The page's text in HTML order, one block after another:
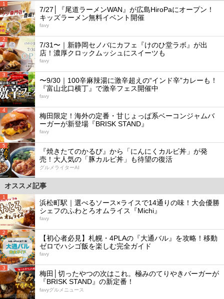
1
7/27│『尾道ラーメンWAN』が広島HiroPaにオープン！
キッズラーメン無料イベント開催
favy
2
7/31〜｜新静岡セノバにカフェ『けのひ堂ラボ』が出
店！濃厚クロックムッシュにスイーツも
favy
3
〜9/30｜100辛麻辣湯に激辛超えの“インド辛”カレーも！
『富山北口横丁』で激辛フェス開催中
favy
4
梅田限定！海外の定番・甘じょっぱ系ベーコンジャムバ
ーガーが新登場『BRISK STAND』
favy
5
『焼きたてのかるび』から「にんにくカルビ丼」が発
売！大人気の「豚カルビ丼」も待望の復活
グルメライターAI
オススメ記事
1
浜松町駅｜選べるソース×ライスで14通りの味！大会優勝
シェフのふわとろオムライス『Michi』
favy
2
【初心者必見】札幌・4PLAの『大通バル』を攻略！移動
ゼロでハシゴ飯を楽しむ完全ガイド
favy
3
梅田│切ったやつの次はこれ。極みのてりやきバーガーが
『BRISK STAND』の新定番！
favyグルメニュース